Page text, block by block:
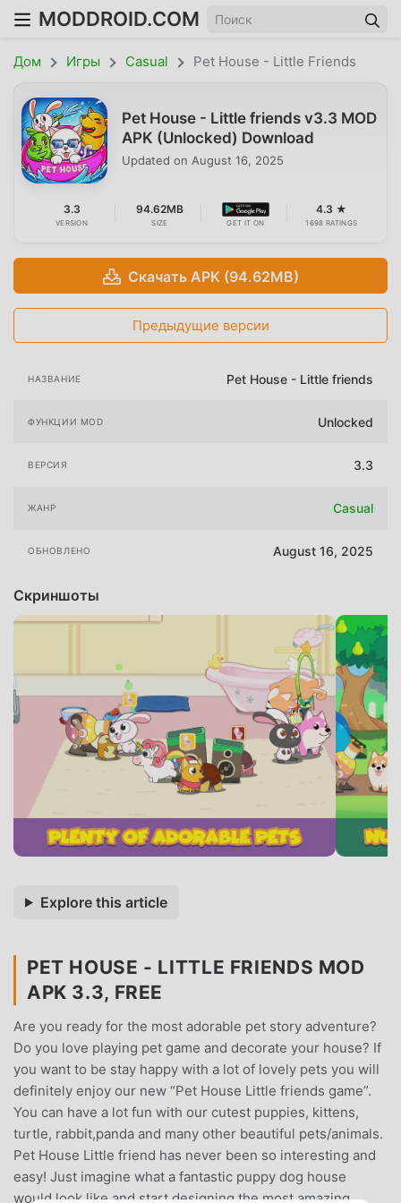
MODDROID.COM
Дом Игры Casual Pet House - Little Friends
Pet House - Little friends v3.3 MOD
APK (Unlocked) Download
Updated on August 16, 2025
3.3
VERSION
94.62MB
SIZE GET IT ON
4.3 ★
1698 RATINGS
Скачать APK (94.62MB)
Предыдущие версии
НАЗВАНИЕ Pet House - Little friends
ФУНКЦИИ MOD Unlocked
ВЕРСИЯ 3.3
ЖАНР Casual
ОБНОВЛЕНО August 16, 2025
Скриншоты
Explore this article
PET HOUSE - LITTLE FRIENDS MOD
APK 3.3, FREE
Are you ready for the most adorable pet story adventure?
Do you love playing pet game and decorate your house? If
you want to be stay happy with a lot of lovely pets you will
definitely enjoy our new “Pet House Little friends game”.
You can have a lot fun with our cutest puppies, kittens,
turtle, rabbit,panda and many other beautiful pets/animals.
Pet House Little friend has never been so interesting and
easy! Just imagine what a fantastic puppy dog house
would look like and start designing the most amazing